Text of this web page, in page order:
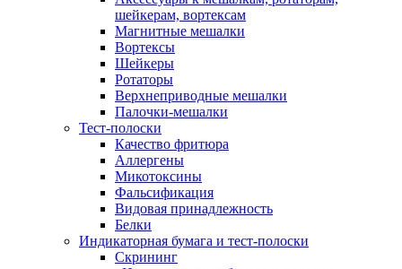
шейкерам, вортексам
Магнитные мешалки
Вортексы
Шейкеры
Ротаторы
Верхнеприводные мешалки
Палочки-мешалки
Тест-полоски
Качество фритюра
Аллергены
Микотоксины
Фальсификация
Видовая принадлежность
Белки
Индикаторная бумага и тест-полоски
Скрининг